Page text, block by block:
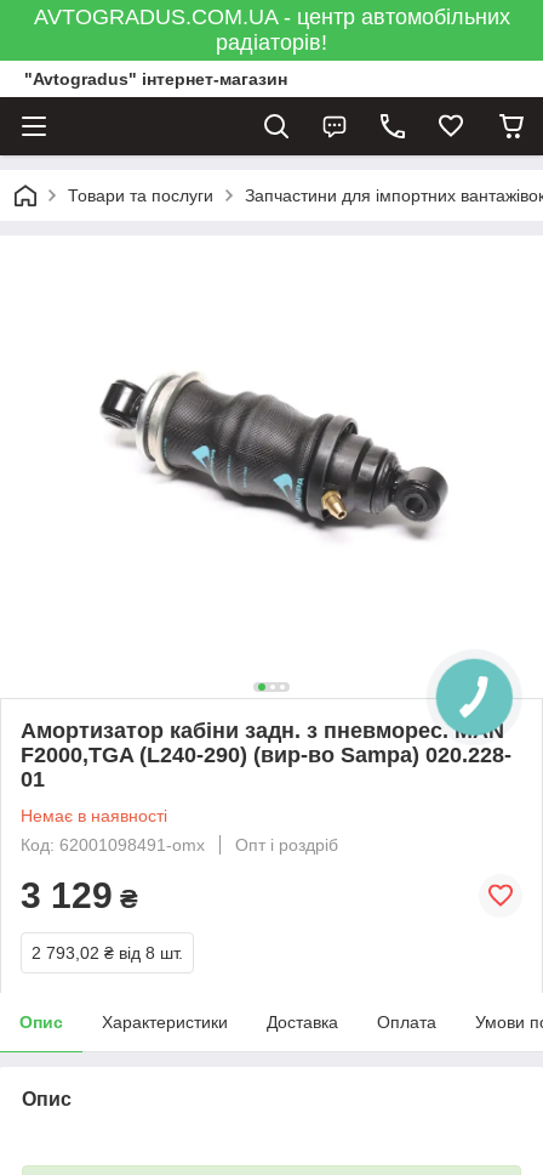
AVTOGRADUS.COM.UA - центр автомобільних
радіаторів!
"Avtogradus" інтернет-магазин
Товари та послуги Запчастини для імпортних
Амортизатор кабіни задн. з пневморес. MAN
F2000,TGA (L240-290) (вир-во Sampa) 020.228-
01
Немає в наявності
Код: 62001098491-omx
Опт і роздріб
3 129 ₴
2 793,02 ₴ від 8 шт.
Опис Характеристики Доставка Оплата Умови
Опис